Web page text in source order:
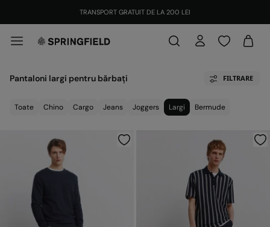
TRANSPORT GRATUIT DE LA 200 LEI
Pantaloni largi pentru bărbați FILTRARE
Toate Chino Cargo Jeans Joggers Largi Bermude